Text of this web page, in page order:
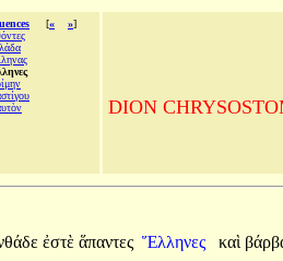
[« »]
DION
ἐστὲ ἅπαντες Ἕλληνες καὶ